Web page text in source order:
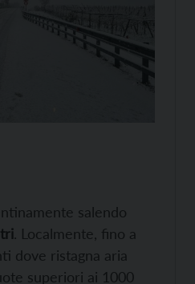
salendo
. Localmente, fino a
dove ristagna aria
superiori ai 1000